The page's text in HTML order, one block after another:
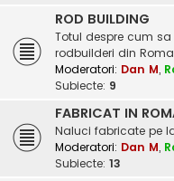
ROD BUILDING
Totul despre cum
rodbuilderi din
Moderatori: Dan M,
Subiecte: 9
FABRICAT IN
Naluci fabricate pe
Moderatori: Dan M,
Subiecte: 13